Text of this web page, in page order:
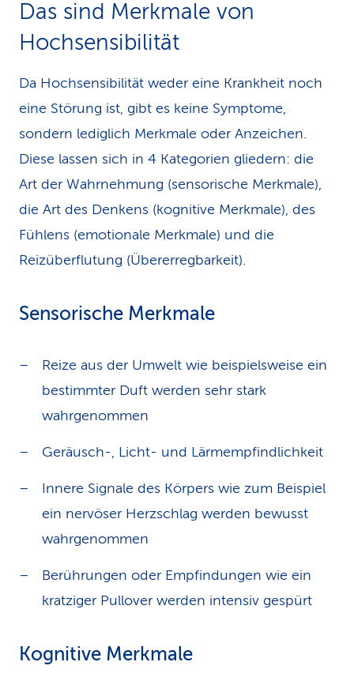
Das sind Merkmale von
Hochsensibilität
Da Hochsensibilität weder eine Krankheit noch
eine Störung ist, gibt es keine Symptome,
sondern lediglich Merkmale oder Anzeichen.
Diese lassen sich in 4 Kategorien gliedern: die
Art der Wahrnehmung (sensorische Merkmale),
die Art des Denkens (kognitive Merkmale), des
Fühlens (emotionale Merkmale) und die
Reizüberflutung (Übererregbarkeit).
Sensorische Merkmale
Reize aus der Umwelt wie beispielsweise ein
bestimmter Duft werden sehr stark
wahrgenommen
Geräusch-, Licht- und Lärmempfindlichkeit
Innere Signale des Körpers wie zum Beispiel
ein nervöser Herzschlag werden bewusst
wahrgenommen
Berührungen oder Empfindungen wie ein
kratziger Pullover werden intensiv gespürt
Kognitive Merkmale